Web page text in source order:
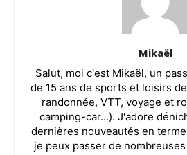
Mikaël
Salut, moi c'est Mikaël, un
de 15 ans de sports et loisirs
randonnée, VTT, voyage et
camping-car...). J'adore
dernières nouveautés en
je peux passer de